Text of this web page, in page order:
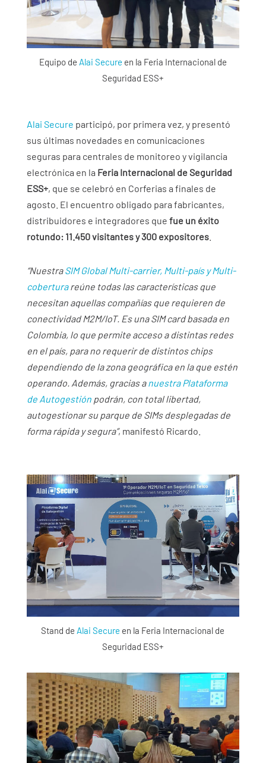
Equipo de Alai Secure en la Feria Internacional de
Seguridad ESS+
Alai Secure participó, por primera vez, y presentó
sus últimas novedades en comunicaciones
seguras para centrales de monitoreo y vigilancia
electrónica en la Feria Internacional de Seguridad
ESS+, que se celebró en Corferias a finales de
agosto. El encuentro obligado para fabricantes,
distribuidores e integradores que fue un éxito
rotundo: 11.450 visitantes y 300 expositores.
“NuestraSIM Global Multi-carrier, Multi-país y Multi-
coberturareúne todas las características que
necesitan aquellas compañías que requieren de
conectividad M2M/IoT. Es una SIM card basada en
Colombia, lo que permite acceso a distintas redes
en el país, para no requerir de distintos chips
dependiendo de la zona geográfica en la que estén
operando. Además, gracias a nuestra Plataforma
de Autogestiónpodrán, con total libertad,
autogestionar su parque de SIMs desplegadas de
forma rápida y segura”, manifestó Ricardo.
Stand de Alai Secure en la Feria Internacional de
Seguridad ESS+